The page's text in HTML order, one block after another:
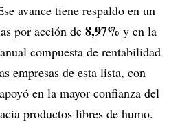
avance tiene respaldo en un
por acción de 8,97% y en la
compuesta de rentabilidad
empresas de esta lista, con
en la mayor confianza del
productos libres de humo.